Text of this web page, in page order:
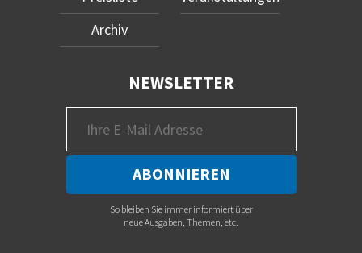
Archiv
NEWSLETTER
So bleiben Sie immer informiert über
neue Ausgaben, Themen, etc.